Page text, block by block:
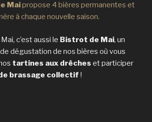
Maipropose 4 bières permanentes et
à chaque nouvelle saison.
c’est aussi le Bistrot de Mai, un
dégustation de nos bières où vous
tartines aux drêches et participer
brassage collectif !